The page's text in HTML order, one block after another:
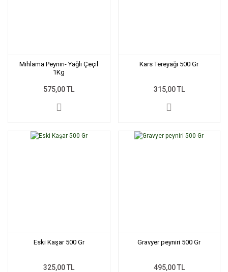
Mıhlama Peyniri- Yağlı Çeçil
1Kg
575,00 TL
Kars Tereyağı 500 Gr
315,00 TL
Eski Kaşar 500 Gr
325,00 TL
Gravyer peyniri 500 Gr
495,00 TL